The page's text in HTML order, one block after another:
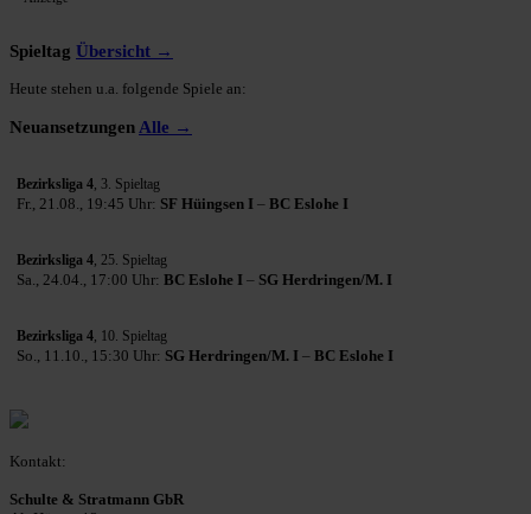
Spieltag Übersicht →
Heute stehen u.a. folgende Spiele an:
Neuansetzungen Alle →
Bezirksliga 4, 3. Spieltag
Fr., 21.08., 19:45 Uhr: SF Hüingsen I – BC Eslohe I
Bezirksliga 4, 25. Spieltag
Sa., 24.04., 17:00 Uhr: BC Eslohe I – SG Herdringen/M. I
Bezirksliga 4, 10. Spieltag
So., 11.10., 15:30 Uhr: SG Herdringen/M. I – BC Eslohe I
Kontakt:
Schulte & Stratmann GbR